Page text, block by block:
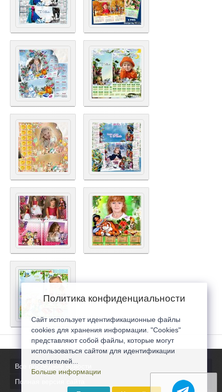
Все последние новости
Полная версия сайта
Политика конфиденциальности
Сайт использует идентификационные файлы
cookies для хранения информации. "Cookies"
представляют собой файлы, которые могут
использоваться сайтом для идентификации
посетителей...
Больше информации